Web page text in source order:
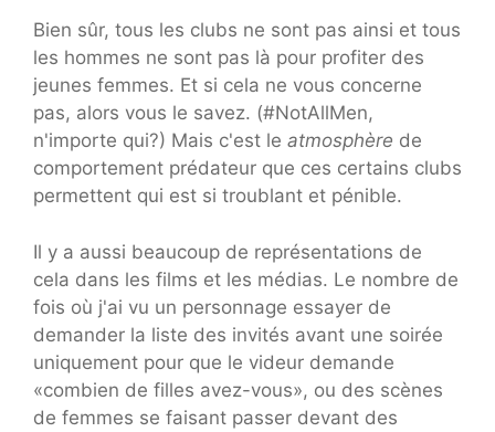
Bien sûr, tous les clubs ne sont pas ainsi et tous
les hommes ne sont pas là pour profiter des
jeunes femmes. Et si cela ne vous concerne
pas, alors vous le savez. (#NotAllMen,
n'importe qui?) Mais c'est le atmosphère de
comportement prédateur que ces certains clubs
permettent qui est si troublant et pénible.
Il y a aussi beaucoup de représentations de
cela dans les films et les médias. Le nombre de
fois où j'ai vu un personnage essayer de
demander la liste des invités avant une soirée
uniquement pour que le videur demande
«combien de filles avez-vous», ou des scènes
de femmes se faisant passer devant des